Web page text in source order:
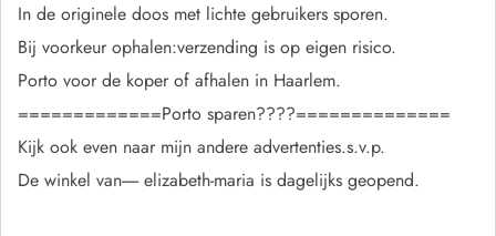
In de originele doos met lichte gebruikers sporen.
Bij voorkeur ophalen:verzending is op eigen risico.
Porto voor de koper of afhalen in Haarlem.
=============Porto sparen????==============
Kijk ook even naar mijn andere advertenties.s.v.p.
De winkel van----- elizabeth-maria is dagelijks geopend.